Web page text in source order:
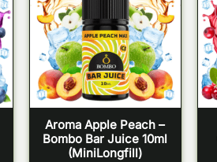
Aroma Apple Peach –
Bombo Bar Juice 10ml
(MiniLongfill)